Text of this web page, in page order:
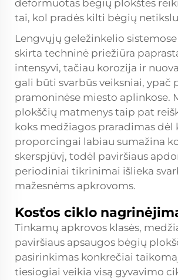
deformuotas bėgių plokštes
tai, kol pradės kilti bėgių
Lengvųjų geležinkelio
skirta techninė priežiūra
intensyvi, tačiau korozija ir
gali būti svarbūs veiksniai, ypač
pramoninėse miesto aplinkose.
plokščių matmenys taip pat
koks medžiagos praradimas dėl
proporcingai labiau sumažina
skerspjūvį, todėl paviršiaus
periodiniai tikrinimai išlieka
mažesnėms apkrovoms.
Kosťos ciklo
Tinkamų apkrovos klasės,
paviršiaus apsaugos bėgių
pasirinkimas konkrečiai
tiesiogiai veikia visą gyvavimo